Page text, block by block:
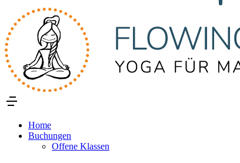
Home
Buchungen
Offene Klassen